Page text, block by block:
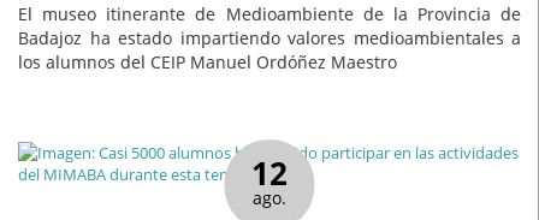
El museo itinerante de Medioambiente de la Provincia de
Badajoz ha estado impartiendo valores medioambientales a
los alumnos del CEIP Manuel Ordóñez Maestro
12
ago.